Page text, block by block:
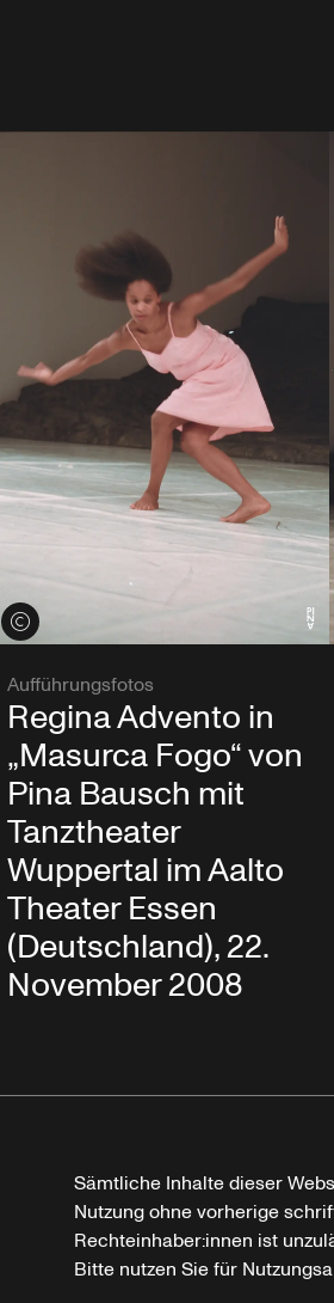
Credits öffnen
Aufführungsfotos
Regina Advento in
„Masurca Fogo“ von
Pina Bausch mit
Tanztheater
Wuppertal im Aalto
Theater Essen
(Deutschland), 22.
November 2008
Sämtliche Inhalte dieser
Nutzung ohne vorherige
Rechteinhaber:innen ist
Bitte nutzen Sie für